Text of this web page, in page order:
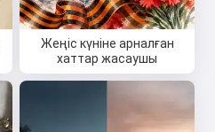
Жеңіс күніне арналған
хаттар жасаушы